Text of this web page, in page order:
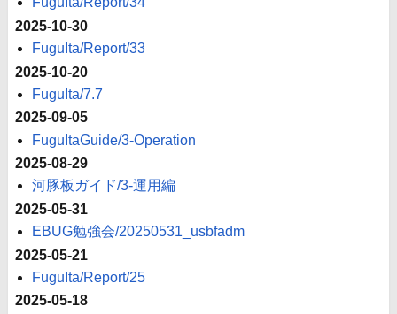
2025-10-30
FuguIta/Report/33
2025-10-20
FuguIta/7.7
2025-09-05
FuguItaGuide/3-Operation
2025-08-29
河豚板ガイド/3-運用編
2025-05-31
EBUG勉強会/20250531_usbfadm
2025-05-21
FuguIta/Report/25
2025-05-18